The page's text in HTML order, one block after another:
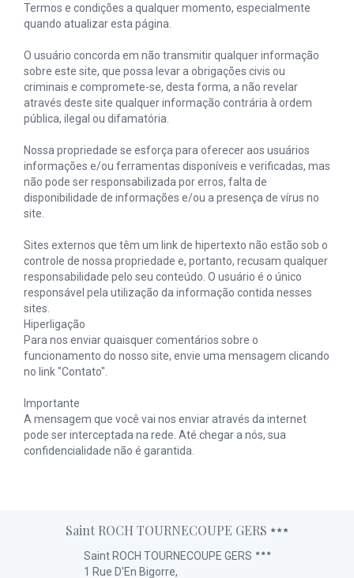
Termos e condições a qualquer momento, especialmente
quando atualizar esta página.
O usuário concorda em não transmitir qualquer informação
sobre este site, que possa levar a obrigações civis ou
criminais e compromete-se, desta forma, a não revelar
através deste site qualquer informação contrária à ordem
pública, ilegal ou difamatória.
Nossa propriedade se esforça para oferecer aos usuários
informações e/ou ferramentas disponíveis e verificadas, mas
não pode ser responsabilizada por erros, falta de
disponibilidade de informações e/ou a presença de vírus no
site.
Sites externos que têm um link de hipertexto não estão sob o
controle de nossa propriedade e, portanto, recusam qualquer
responsabilidade pelo seu conteúdo. O usuário é o único
responsável pela utilização da informação contida nesses
sites.
Hiperligação
Para nos enviar quaisquer comentários sobre o
funcionamento do nosso site, envie uma mensagem clicando
no link "Contato".
Importante
A mensagem que você vai nos enviar através da internet
pode ser interceptada na rede. Até chegar a nós, sua
confidencialidade não é garantida.
Saint ROCH TOURNECOUPE GERS
Saint ROCH TOURNECOUPE GERS
1 Rue D'En Bigorre,